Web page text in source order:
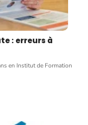
: erreurs à
en Institut de Formation